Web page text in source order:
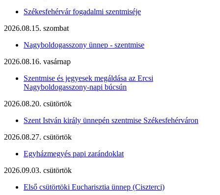
Székesfehérvár fogadalmi szentmiséje
2026.08.15. szombat
Nagyboldogasszony ünnep - szentmise
2026.08.16. vasárnap
Szentmise és jegyesek megáldása az Ercsi
Nagyboldogasszony-napi búcsún
2026.08.20. csütörtök
Szent István király ünnepén szentmise Székesfehérváron
2026.08.27. csütörtök
Egyházmegyés papi zarándoklat
2026.09.03. csütörtök
Első csütörtöki Eucharisztia ünnep (Ciszterci)